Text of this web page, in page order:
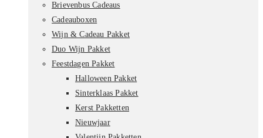
Brievenbus Cadeaus
Cadeauboxen
Wijn & Cadeau Pakket
Duo Wijn Pakket
Feestdagen Pakket
Halloween Pakket
Sinterklaas Pakket
Kerst Pakketten
Nieuwjaar